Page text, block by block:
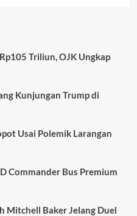
Triliun, OJK Ungkap
Kunjungan Trump di
Usai Polemik Larangan
Commander Bus Premium
Mitchell Baker Jelang Duel